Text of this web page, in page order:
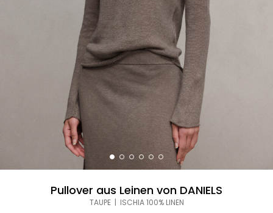
Pullover aus Leinen von DANIELS
TAUPE | ISCHIA 100% LINEN